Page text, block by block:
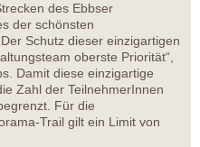
des Ebbser
der schönsten
Schutz dieser einzigartigen
oberste Priorität“,
Damit diese einzigartige
Zahl der TeilnehmerInnen
Für die
Trail gilt ein Limit von